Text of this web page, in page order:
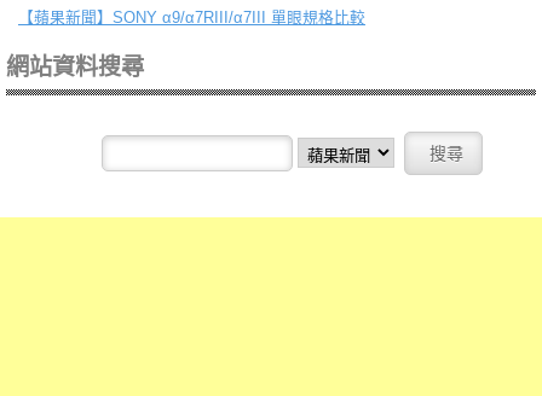
【蘋果新聞】 SONY α9/α7RIII/α7III 單眼規格比較
網站資料搜尋